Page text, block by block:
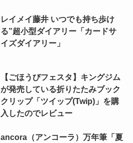
レイメイ藤井 いつでも持ち歩け
る”超小型ダイアリー「カードサ
イズダイアリー」
【ごほうびフェスタ】キングジム
が発売している折りたたみブック
クリップ「ツイップ(Twip)」を購
入したのでレビュー
ancora（アンコーラ）万年筆「夏